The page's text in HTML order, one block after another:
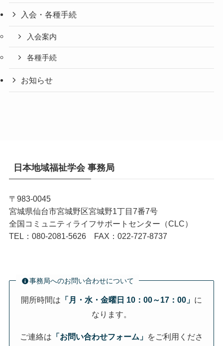
入会・各種手続
入会案内
各種手続
お知らせ
日本地域福祉学会 事務局
〒983-0045
宮城県仙台市宮城野区宮城野1丁目7番7号
全国コミュニティライフサポートセンター（CLC）
TEL：080-2081-5626 FAX：022-727-8737
事務局へのお問い合わせについて
開所時間は 「月・水・金曜日 10：00～17：00」 に
なります。
ご連絡は 「お問い合わせフォーム」 をご利用くださ